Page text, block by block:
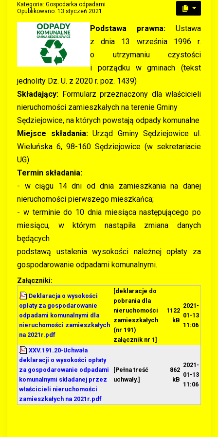
Kategoria: Gospodarka odpadami
Opublikowano: 13 styczeń 2021
Podstawa prawna: Ustawa
z dnia 13 września 1996 r.
o utrzymaniu czystości
i porządku w gminach (tekst
jednolity Dz. U. z 2020 r. poz. 1439)
Składający: Formularz przeznaczony dla właścicieli
nieruchomości zamieszkałych na terenie Gminy
Sędziejowice, na których powstają odpady komunalne
Miejsce składania:Urząd Gminy Sędziejowice ul.
Wieluńska 6, 98-160 Sędziejowice (w sekretariacie
UG)
Termin składania:
- w ciągu 14 dni od dnia zamieszkania na danej
nieruchomości pierwszego mieszkańca;
- w terminie do 10 dnia miesiąca następującego po
miesiącu, w którym nastąpiła zmiana danych
będących
podstawą ustalenia wysokości należnej opłaty za
gospodarowanie odpadami komunalnymi.
Załączniki:
Deklaracja o wysokości
opłaty za gospodarowanie
odpadami komunalnymi dla
nieruchomości zamieszkałych
na 2021r.pdf
[deklaracje do
pobrania dla
nieruchomości
zamieszkałych
(nr 191)
załącznik nr 1]
1122
kB
2021-
01-13
11:06
XXV.191.20-Uchwała
deklaracji o wysokości opłaty
za gospodarowanie odpadami
komunalnymi składanej przez
właścicieli nieruchomości
zamieszkałych na 2021r.pdf
[Pełna treść
uchwały.]
862
kB
2021-
01-13
11:06